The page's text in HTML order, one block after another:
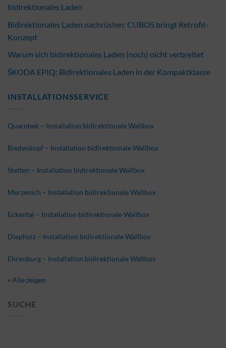
bidirektionales Laden
Bidirektionales Laden nachrüsten: CUBOS bringt Retrofit-
Konzept
Warum sich bidirektionales Laden (noch) nicht verbreitet
ŠKODA EPIQ: Bidirektionales Laden in der Kompaktklasse
INSTALLATIONSSERVICE
Quarnbek – Installation bidirektionale Wallbox
Biedenkopf – Installation bidirektionale Wallbox
Stetten – Installation bidirektionale Wallbox
Merzenich – Installation bidirektionale Wallbox
Eckental – Installation bidirektionale Wallbox
Diepholz – Installation bidirektionale Wallbox
Ehrenburg – Installation bidirektionale Wallbox
» Alle zeigen
SUCHE